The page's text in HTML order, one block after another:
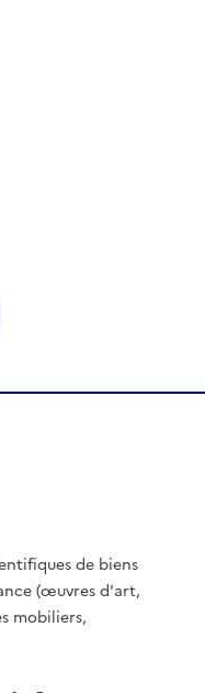
de biens
(œuvres d'art,
mobiliers,